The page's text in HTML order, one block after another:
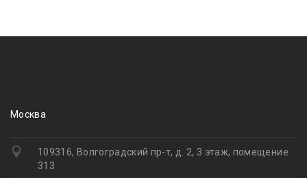
Москва
109316, Волгоградский пр-т, д. 2, 3 этаж, помещение
313